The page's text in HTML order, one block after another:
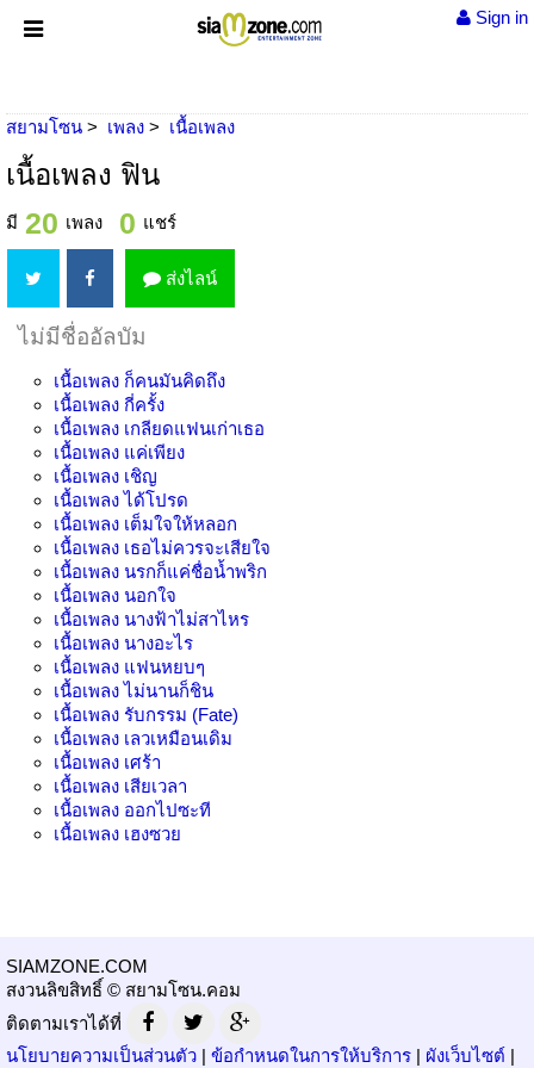
Sign in
สยามโซน เพลง เนื้อเพลง
เนื้อเพลง ฟิน
มี 20 เพลง 0 แชร์
ส่งไลน์
ไม่มีชื่ออัลบัม
เนื้อเพลง ก็คนมันคิดถึง
เนื้อเพลง กี่ครั้ง
เนื้อเพลง เกลียดแฟนเก่าเธอ
เนื้อเพลง แค่เพียง
เนื้อเพลง เชิญ
เนื้อเพลงได้โปรด
เนื้อเพลง เต็มใจให้หลอก
เนื้อเพลง เธอไม่ควรจะเสียใจ
เนื้อเพลง นรกก็แค่ชื่อน้ำพริก
เนื้อเพลง นอกใจ
เนื้อเพลง นางฟ้าไม่สาไหร
เนื้อเพลง นางอะไร
เนื้อเพลง แฟนหยบๆ
เนื้อเพลงไม่นานก็ชิน
เนื้อเพลง รับกรรม (Fate)
เนื้อเพลง เลวเหมือนเดิม
เนื้อเพลง เศร้า
เนื้อเพลง เสียเวลา
เนื้อเพลง ออกไปซะที
เนื้อเพลง เฮงซวย
SIAMZONE.COM
สงวนลิขสิทธิ์ © สยามโซน.คอม
ติดตามเราได้ที่
นโยบายความเป็นส่วนตัว | ข้อกำหนดในการให้บริการ | ผังเว็บไซต์ |